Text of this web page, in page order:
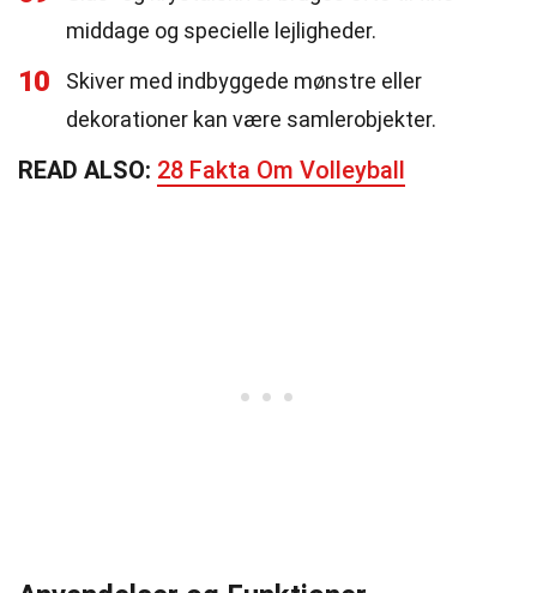
middage og specielle lejligheder.
10
Skiver med indbyggede mønstre eller
dekorationer kan være samlerobjekter.
READ ALSO: 28 Fakta Om Volleyball